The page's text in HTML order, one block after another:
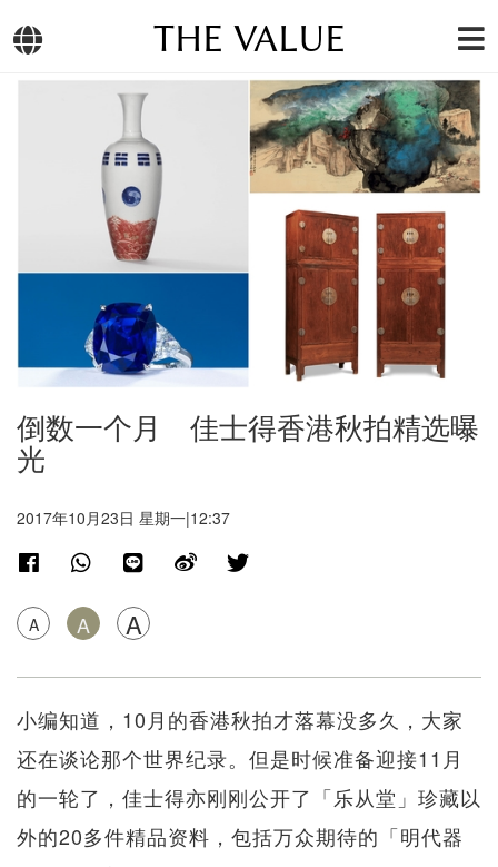
THE VALUE
倒数一个月 佳士得香港秋拍精选曝
光
2017年10月23日 星期一|12:37
A A A
小编知道，10月的香港秋拍才落幕没多久，大家
还在谈论那个世界纪录。但是时候准备迎接11月
的一轮了，佳士得亦刚刚公开了「乐从堂」珍藏以
外的20多件精品资料，包括万众期待的「明代器